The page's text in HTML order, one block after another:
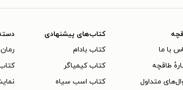
با ما
طاقچه
متداول
کتاب‌های پیشنهادی
کتاب بادام
کتاب کیمیاگر
کتاب اسب سیاه